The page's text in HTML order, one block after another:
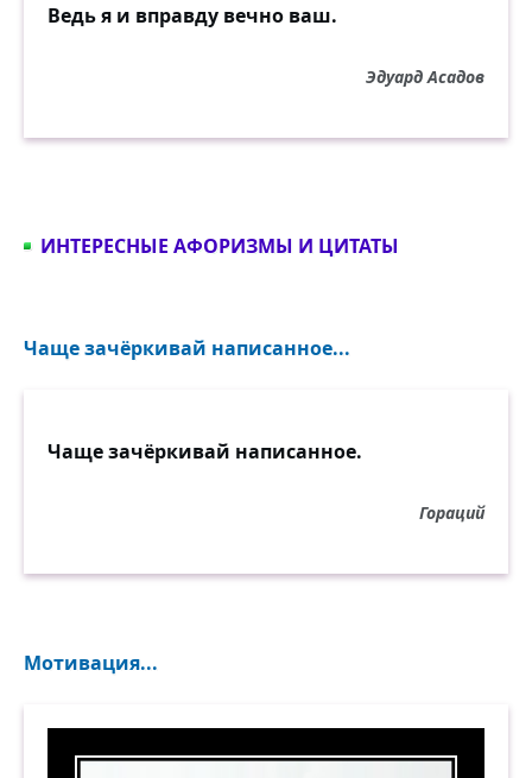
Ведь я и вправду вечно ваш.
Эдуард Асадов
ИНТЕРЕСНЫЕ АФОРИЗМЫ И ЦИТАТЫ
Чаще зачёркивай написанное...
Чаще зачёркивай написанное.
Гораций
Мотивация...